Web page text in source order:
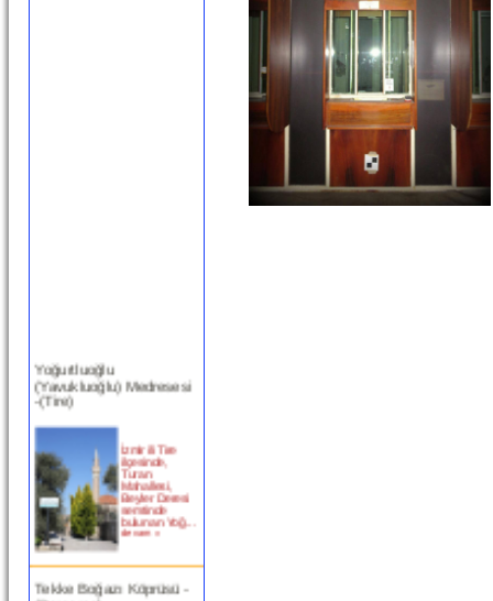
(Yavukluoğlu) Medresesi
-(Tire)
ilçesinde,
Turan
Mahallesi,
Beyler Deresi
semtinde
bulunan Yoğ...
devam »
Tekke Boğazı Köprüsü -
(Bergama)